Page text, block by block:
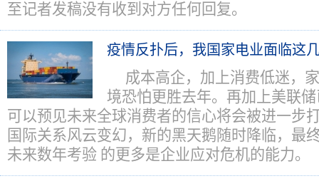
至记者发稿没有收到对方任何回复。
疫情反扑后，我国家电业面临这
成本高企，加上消费低迷，
境恐怕更胜去年。再加上美联
可以预见未来全球消费者的信心将会被进一步
国际关系风云变幻，新的黑天鹅随时降临，最
未来数年考验 的更多是企业应对危机的能力。